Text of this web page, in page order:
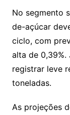
No segmento
de-açúcar
ciclo, com
alta de 0,39%.
registrar leve
toneladas.
As projeções